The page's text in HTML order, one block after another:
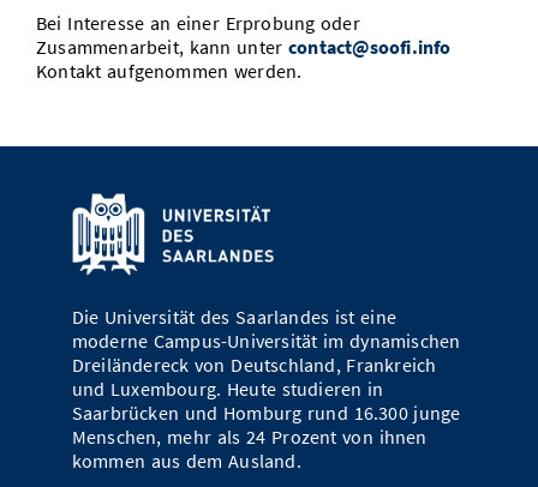
Bei Interesse an einer Erprobung oder
Zusammenarbeit, kann unter contact@soofi.info
Kontakt aufgenommen werden.
Die Universität des Saarlandes ist eine
moderne Campus-Universität im dynamischen
Dreiländereck von Deutschland, Frankreich
und Luxembourg. Heute studieren in
Saarbrücken und Homburg rund 16.300 junge
Menschen, mehr als 24 Prozent von ihnen
kommen aus dem Ausland.